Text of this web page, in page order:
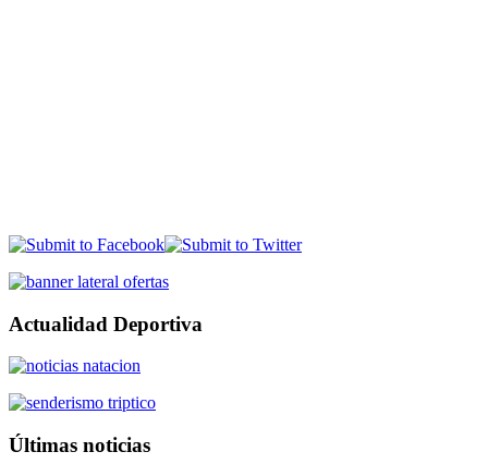
Actualidad Deportiva
Últimas noticias